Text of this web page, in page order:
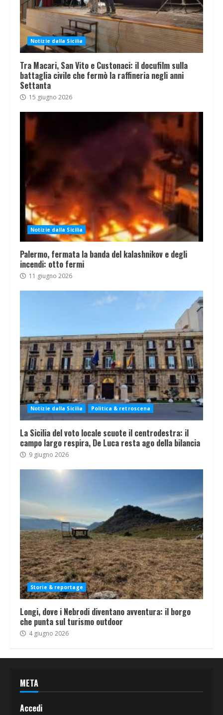
Notizie dalla Sicilia
Tra Macari, San Vito e Custonaci: il docufilm sulla
battaglia civile che fermò la raffineria negli anni
Settanta
15 giugno 2026
Notizie dalla Sicilia
Palermo, fermata la banda del kalashnikov e degli
incendi: otto fermi
11 giugno 2026
Notizie dalla Sicilia Politica & retroscena
La Sicilia del voto locale scuote il centrodestra: il
campo largo respira, De Luca resta ago della bilancia
9 giugno 2026
Storie & reportage
Longi, dove i Nebrodi diventano avventura: il borgo
che punta sul turismo outdoor
4 giugno 2026
META
Accedi